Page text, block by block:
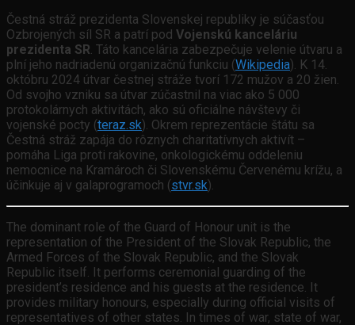
Čestná stráž prezidenta Slovenskej republiky je súčasťou
Ozbrojených síl SR a patrí pod Vojenskú kanceláriu
prezidenta SR. Táto kancelária zabezpečuje velenie útvaru a
plní jeho nadriadenú organizačnú funkciu (Wikipedia). K 14.
októbru 2024 útvar čestnej stráže tvorí 172 mužov a 20 žien.
Od svojho vzniku sa útvar zúčastnil na viac ako 5 000
protokolárnych aktivitách, ako sú oficiálne návštevy či
vojenské pocty (teraz.sk). Okrem reprezentácie štátu sa
Čestná stráž zapája do rôznych charitatívnych aktivít –
pomáha Liga proti rakovine, onkologickému oddeleniu
nemocnice na Kramároch či Slovenskému Červenému krížu, a
účinkuje aj v galaprogramoch (stvr.sk).
The dominant role of the Guard of Honour unit is the
representation of the President of the Slovak Republic, the
Armed Forces of the Slovak Republic, and the Slovak
Republic itself. It performs ceremonial guarding of the
president’s residence and his guests at the residence. It
provides military honours, especially during official visits of
representatives of other states. In times of war, state of war,